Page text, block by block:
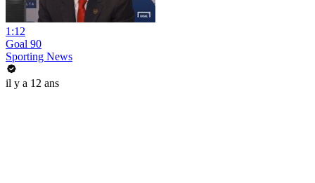
1:12
Goal 90
Sporting News
il y a 12 ans